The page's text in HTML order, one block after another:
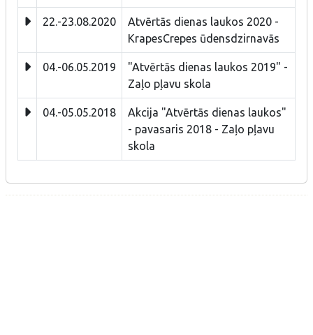
22.-23.08.2020
Atvērtās dienas laukos 2020 -
KrapesCrepes ūdensdzirnavās
04.-06.05.2019
"Atvērtās dienas laukos 2019" -
Zaļo pļavu skola
04.-05.05.2018
Akcija "Atvērtās dienas laukos"
- pavasaris 2018 - Zaļo pļavu
skola